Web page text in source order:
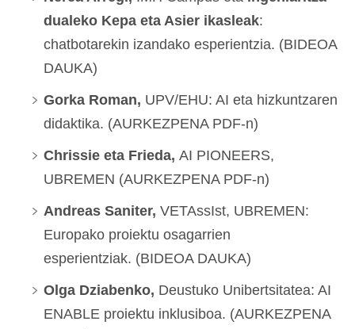
dualeko Kepa eta Asier ikasleak:
chatbotarekin izandako esperientzia. (BIDEOA
DAUKA)
Gorka Roman, UPV/EHU: AI eta hizkuntzaren
didaktika. (AURKEZPENA PDF-n)
Chrissie eta Frieda, AI PIONEERS,
UBREMEN (AURKEZPENA PDF-n)
Andreas Saniter, VETAssIst, UBREMEN:
Europako proiektu osagarrien
esperientziak. (BIDEOA DAUKA)
Olga Dziabenko, Deustuko Unibertsitatea: AI
ENABLE proiektu inklusiboa. (AURKEZPENA